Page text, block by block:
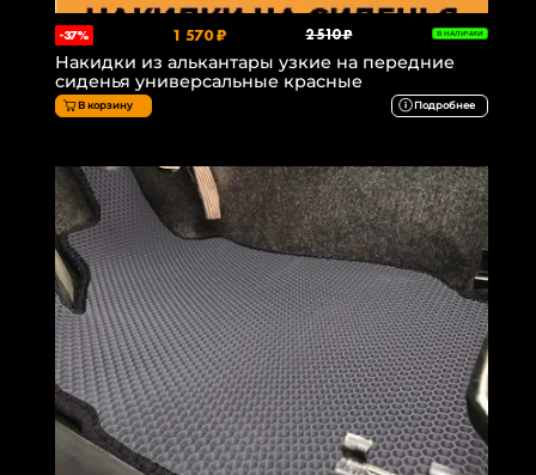
-37% 1 570 ₽ 2 510 ₽ В НАЛИЧИИ
Накидки из алькантары узкие на передние
сиденья универсальные красные
В корзину Подробнее